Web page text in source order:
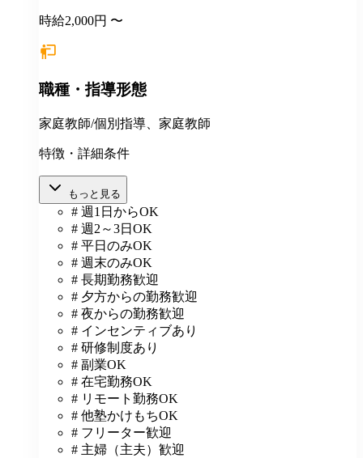
時給2,000円 〜
職種・指導形態
家庭教師/個別指導、家庭教師
特徴・詳細条件
もっと見る
# 週1日からOK
# 週2～3日OK
# 平日のみOK
# 週末のみOK
# 長期勤務歓迎
# 夕方からの勤務歓迎
# 夜からの勤務歓迎
# インセンティブあり
# 研修制度あり
# 副業OK
# 在宅勤務OK
# リモート勤務OK
# 他塾かけもちOK
# フリーター歓迎
# 主婦（主夫）歓迎